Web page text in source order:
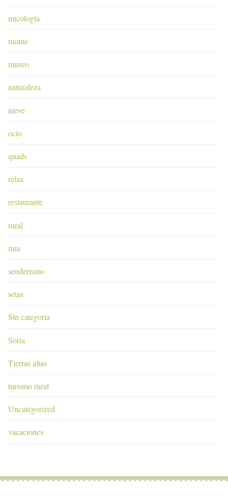
micología
monte
museo
naturaleza
nieve
ocio
quads
relax
restaurante
rural
ruta
senderismo
setas
Sin categoría
Soria
Tierras altas
turismo rural
Uncategorized
vacaciones